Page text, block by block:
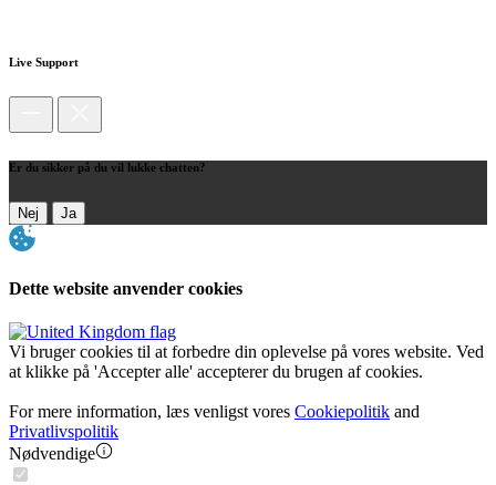
Live Support
Er du sikker på du vil lukke chatten?
Nej Ja
Dette website anvender cookies
Vi bruger cookies til at forbedre din oplevelse på vores website. Ved
at klikke på 'Accepter alle' accepterer du brugen af cookies.
For mere information, læs venligst vores Cookiepolitik and
Privatlivspolitik
Nødvendige